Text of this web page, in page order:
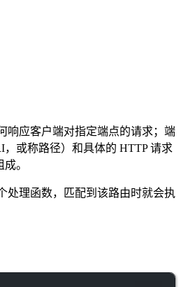
响应客户端对指定端点的请求；端
或称路径）和具体的 HTTP 请求
。
处理函数，匹配到该路由时就会执